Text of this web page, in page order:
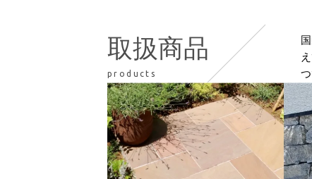
取扱商品
products
つ